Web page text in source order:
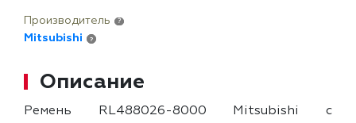
Производитель ?
Mitsubishi ?
Описание
Ремень RL488026-8000 Mitsubishi с